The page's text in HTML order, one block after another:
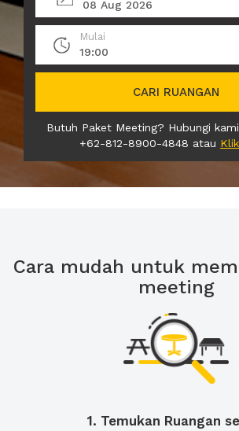
08 Aug 2026
Mulai
19:00
CARI RUANGAN
Butuh Paket Meeting? Hubungi
+62-812-8900-4848 atau
Cara mudah untuk
meeting
1. Temukan Ruangan